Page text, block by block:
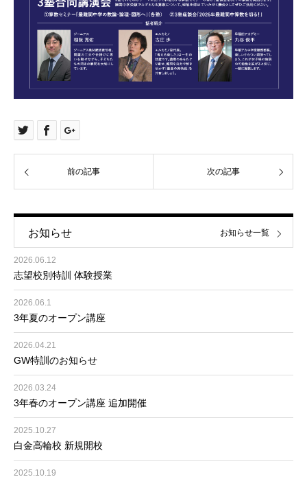
前の記事 次の記事
お知らせ
2026.06.12
志望校別特訓 体験授業
2026.06.1
3年夏のオープン講座
2026.04.21
GW特訓のお知らせ
2026.03.24
3年春のオープン講座 追加開催
2025.10.27
白金高輪校 新規開校
2025.10.19
お知らせ一覧